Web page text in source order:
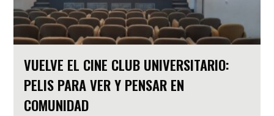
VUELVE EL CINE CLUB UNIVERSITARIO:
PELIS PARA VER Y PENSAR EN
COMUNIDAD